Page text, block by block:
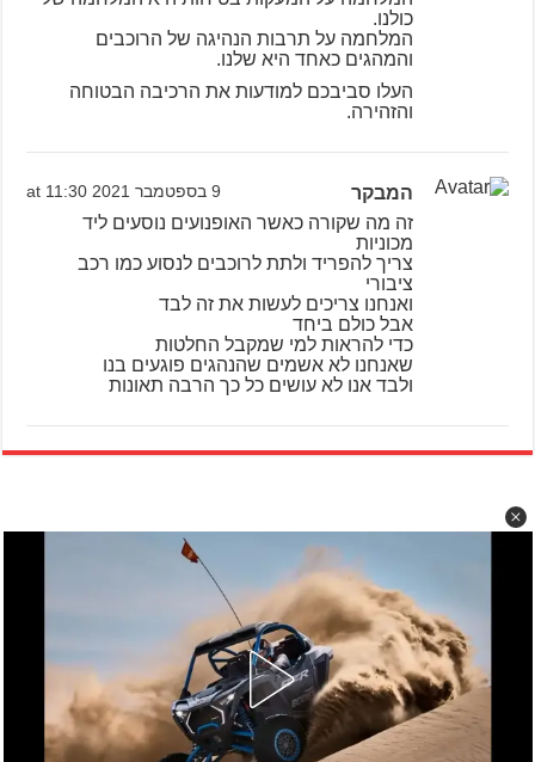
כולנו.
המלחמה על תרבות הנהיגה של הרוכבים
והמהגים כאחד היא שלנו.
העלו סביבכם למודעות את הרכיבה הבטוחה
והזהירה.
המבקר 9 בספטמבר 2021 at 11:30
זה מה שקורה כאשר האופנועים נוסעים ליד
מכוניות
צריך להפריד ולתת לרוכבים לנסוע כמו רכב
ציבורי
ואנחנו צריכים לעשות את זה לבד
אבל כולם ביחד
כדי להראות למי שמקבל החלטות
שאנחנו לא אשמים שהנהגים פוגעים בנו
ולבד אנו לא עושים כל כך הרבה תאונות